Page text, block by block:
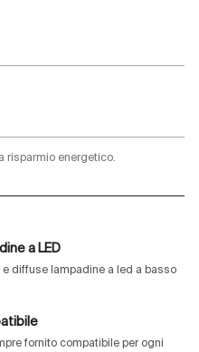
risparmio energetico.
a LED
diffuse lampadine a led a basso
fornito compatibile per ogni